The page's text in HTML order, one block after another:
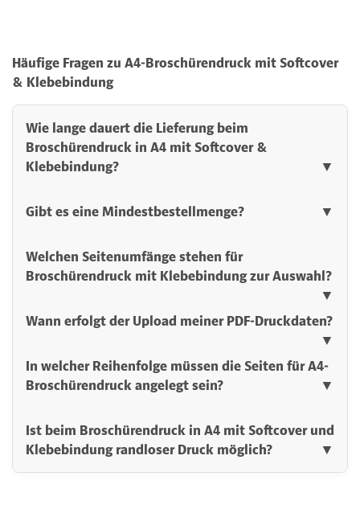
Häufige Fragen zu A4-Broschürendruck mit Softcover
& Klebebindung
Wie lange dauert die Lieferung beim
Broschürendruck in A4 mit Softcover &
Klebebindung?
▼
Gibt es eine Mindestbestellmenge? ▼
Welchen Seitenumfänge stehen für
Broschürendruck mit Klebebindung zur Auswahl?
▼
Wann erfolgt der Upload meiner PDF-Druckdaten?
▼
In welcher Reihenfolge müssen die Seiten für A4-
Broschürendruck angelegt sein?
▼
Ist beim Broschürendruck in A4 mit Softcover und
Klebebindung randloser Druck möglich?
▼